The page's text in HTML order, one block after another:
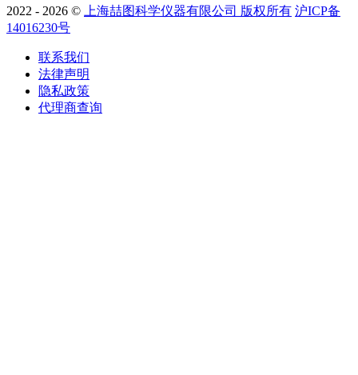
2022 - 2026 © 上海喆图科学仪器有限公司 版权所有 沪ICP备
14016230号
联系我们
法律声明
隐私政策
代理商查询